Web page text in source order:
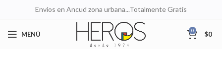
Envíos en Ancud zona urbana...Totalmente Gratis
MENÚ 0 $0